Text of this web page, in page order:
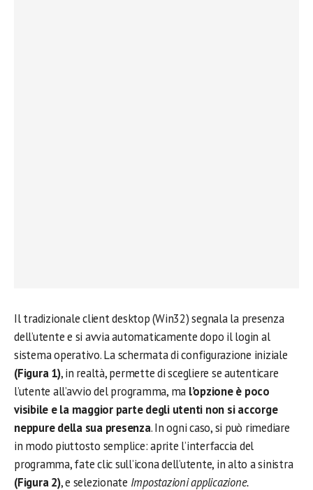
Il tradizionale client desktop (Win32) segnala la presenza
dell’utente e si avvia automaticamente dopo il login al
sistema operativo. La schermata di configurazione iniziale
(Figura 1), in realtà, permette di scegliere se autenticare
l’utente all’avvio del programma, ma l’opzione è poco
visibile e la maggior parte degli utenti non si accorge
neppure della sua presenza. In ogni caso, si può rimediare
in modo piuttosto semplice: aprite l’interfaccia del
programma, fate clic sull’icona dell’utente, in alto a sinistra
(Figura 2), e selezionate Impostazioni applicazione.